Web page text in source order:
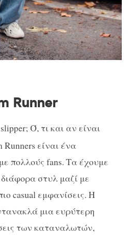
Runner
Ό, τι και αν είναι
Runners είναι ένα
πολλούς fans. Τα έχουμε
στυλ μαζί με
casual εμφανίσεις. Η
μια ευρύτερη
των καταναλωτών,